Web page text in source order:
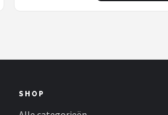
SHOP